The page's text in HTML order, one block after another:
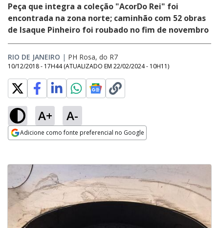
Peça que integra a coleção "AcorDo Rei" foi
encontrada na zona norte; caminhão com 52 obras
de Isaque Pinheiro foi roubado no fim de novembro
RIO DE JANEIRO | PH Rosa, do R7
10/12/2018 - 17H44 (ATUALIZADO EM 22/02/2024 - 10H11)
A+ A-
Adicione como fonte preferencial no Google